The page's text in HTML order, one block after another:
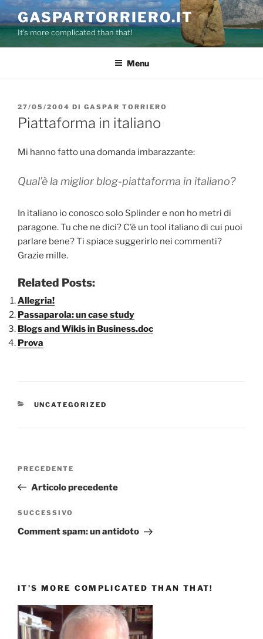
Salta
al
contenuto
GASPARTORRIERO.IT
It's more complicated than that!
Menu
PUBBLICATO
IL
27/05/2004 DI GASPAR TORRIERO
Piattaforma in italiano
Mi hanno fatto una domanda imbarazzante:
Qual’è la miglior blog-piattaforma in italiano?
In italiano io conosco solo Splinder e non ho metri di
paragone. Tu che ne dici? C’è un tool italiano di cui puoi
parlare bene? Ti spiace suggerirlo nei commenti?
Grazie mille.
Related Posts:
Allegria!
Passaparola: un case study
Blogs and Wikis in Business.doc
Prova
CATEGORIE
UNCATEGORIZED
Articolo
precedente:
PRECEDENTE
Articolo precedente
Articolo
successivo
SUCCESSIVO
Comment spam: un antidoto
IT’S MORE COMPLICATED THAN THAT!